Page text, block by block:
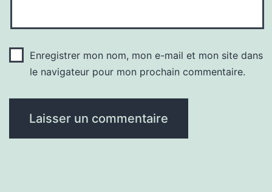
Enregistrer mon nom, mon e-mail et mon site dans
le navigateur pour mon prochain commentaire.